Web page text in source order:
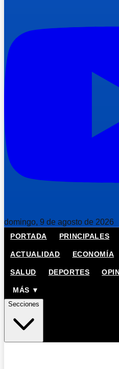
domingo, 9 de agosto de 2026
PORTADA PRINCIPALES
ACTUALIDAD ECONOMÍA
SALUD DEPORTES
MÁS ▼
Secciones